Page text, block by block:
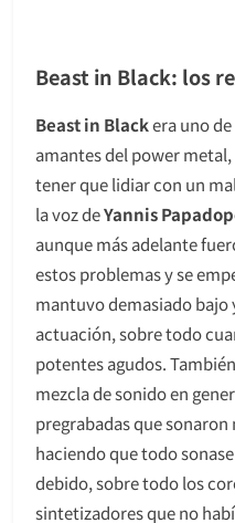
Beast in Black: los
Beast in Blackera uno
amantes del power
tener que lidiar con un
la voz deYannis
aunque más adelante
estos problemas y se
mantuvo demasiado bajo
actuación, sobre todo
potentes agudos.
mezcla de sonido en
pregrabadas que sonaron
haciendo que todo
debido, sobre todo los
sintetizadores que no